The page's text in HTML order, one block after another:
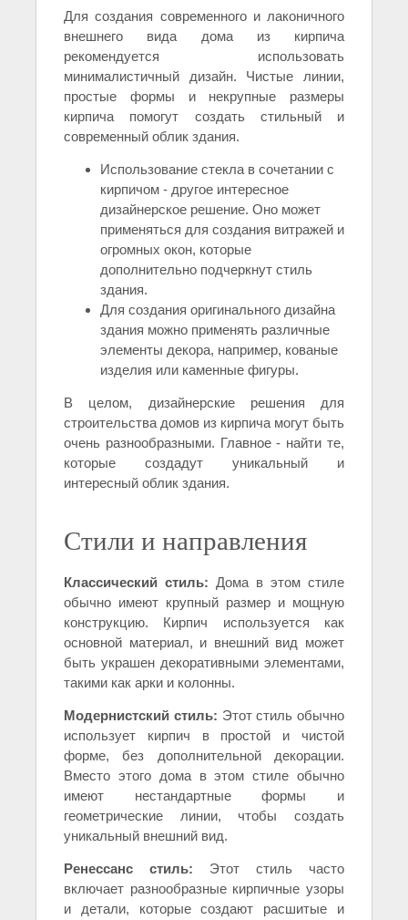
Для создания современного и лаконичного
внешнего вида дома из кирпича
рекомендуется использовать
минималистичный дизайн. Чистые линии,
простые формы и некрупные размеры
кирпича помогут создать стильный и
современный облик здания.
Использование стекла в сочетании с
кирпичом - другое интересное
дизайнерское решение. Оно может
применяться для создания витражей и
огромных окон, которые
дополнительно подчеркнут стиль
здания.
Для создания оригинального дизайна
здания можно применять различные
элементы декора, например, кованые
изделия или каменные фигуры.
В целом, дизайнерские решения для
строительства домов из кирпича могут быть
очень разнообразными. Главное - найти те,
которые создадут уникальный и
интересный облик здания.
Стили и направления
Классический стиль: Дома в этом стиле
обычно имеют крупный размер и мощную
конструкцию. Кирпич используется как
основной материал, и внешний вид может
быть украшен декоративными элементами,
такими как арки и колонны.
Модернистский стиль: Этот стиль обычно
использует кирпич в простой и чистой
форме, без дополнительной декорации.
Вместо этого дома в этом стиле обычно
имеют нестандартные формы и
геометрические линии, чтобы создать
уникальный внешний вид.
Ренессанс стиль: Этот стиль часто
включает разнообразные кирпичные узоры
и детали, которые создают расшитые и